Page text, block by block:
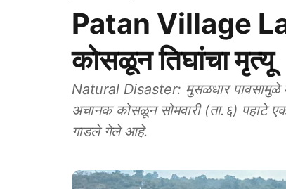
Patan Village
कोसळून तिघांचा मृत्यू
Natural Disaster: मुसळधार पावसामुळे
अचानक कोसळून सोमवारी (ता.६) पहाटे
गाडले गेले आहे.